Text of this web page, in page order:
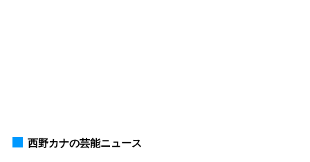
西野カナの芸能ニュース